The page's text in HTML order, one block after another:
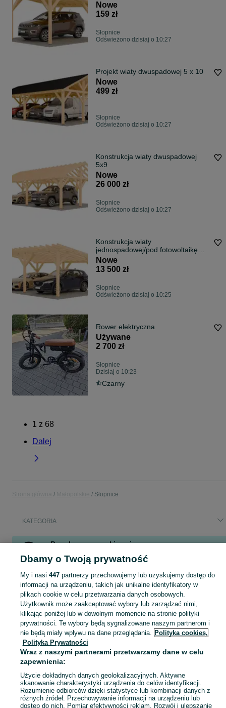
Nowe
159 zł
Słopnice
Odświeżono dzisiaj o 10:27
Projekt wiaty dwuspadowej 5 x 10
Nowe
499 zł
Słopnice
Odświeżono dzisiaj o 10:27
Konstrukcja wiaty dwuspadowej
5x9
Nowe
26 000 zł
Słopnice
Odświeżono dzisiaj o 10:27
Konstrukcja wiaty
jednospadowej/pod fotowoltaikę
4x7
Nowe
13 500 zł
Słopnice
Odświeżono dzisiaj o 10:25
Rower elektryczna
Używane
2 700 zł
Słopnice
Dzisiaj o 10:23
Czarny
1 z 68
Dalej
Słopnice
KATEGORIA
Popularne wyszukiwania
samsung m35 rower lodówka beczka na deszczowke
Skorzystaj z największego serwisu ogłoszeniowego - Słopnice i okolice! Kupuj to, czego pragniesz i sprzedawaj to, czego już nie potrzebujesz!
Mapa kategorii
Mapa miejscowości
Mapa ministron
Popularne wyszukiwania
Dbamy o Twoją prywatność
My i nasi 447partnerzy przechowujemy lub uzyskujemy dostęp do
informacji na urządzeniu, takich jak unikalne identyfikatory w
plikach cookie w celu przetwarzania danych osobowych.
Użytkownik może zaakceptować wybory lub zarządzać nimi,
klikając poniżej lub w dowolnym momencie na stronie polityki
prywatności. Te wybory będą sygnalizowane naszym partnerom i
nie będą miały wpływu na dane przeglądania. Polityka cookies,
Polityka Prywatności
Wraz z naszymi partnerami przetwarzamy dane w celu
zapewnienia:
Użycie dokładnych danych geolokalizacyjnych. Aktywne
skanowanie charakterystyki urządzenia do celów identyfikacji.
Rozumienie odbiorców dzięki statystyce lub kombinacji danych z
różnych źródeł. Przechowywanie informacji na urządzeniu lub
dostęp do nich. Pomiar efektywności reklam. Rozwój i ulepszanie